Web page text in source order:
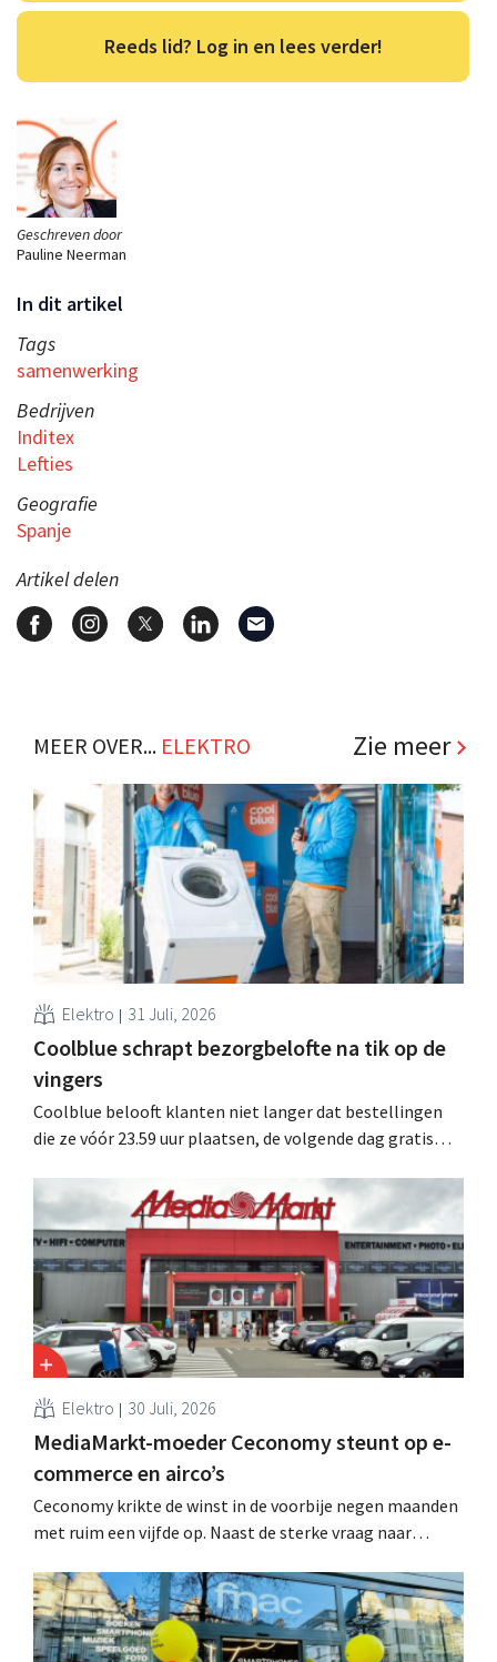
Geschreven door
Pauline Neerman
In dit artikel
Tags
samenwerking
Bedrijven
Inditex
Lefties
Geografie
Spanje
Artikel delen
Reeds lid? Log in en lees verder!
MEER OVER... ELEKTRO Zie meer
Elektro 31 Juli, 2026
Coolblue schrapt bezorgbelofte na tik op de
vingers
Coolblue belooft klanten niet langer dat bestellingen
die ze vóór 23.59 uur plaatsen, de volgende dag gratis
nadat de Nederlandse Reclame Code Commissie
oordeelde dat de belofte misleidend en oneerlijk was.
Elektro 30 Juli, 2026
MediaMarkt-moeder Ceconomy steunt op e-
commerce en airco’s
Ceconomy krikte de winst in de voorbije negen maanden
met ruim een vijfde op. Naast de sterke vraag naar
en de marktplaats bij aan de groei.